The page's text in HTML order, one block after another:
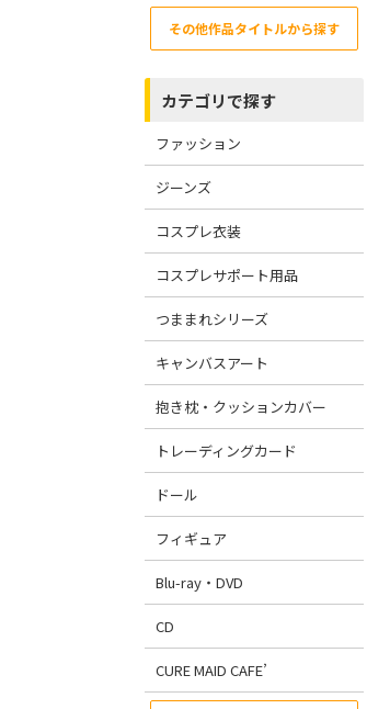
その他作品タイトルから探す
カテゴリで探す
ファッション
ジーンズ
コスプレ衣装
コスプレサポート用品
つままれシリーズ
キャンバスアート
抱き枕・クッションカバー
トレーディングカード
ドール
フィギュア
Blu-ray・DVD
CD
CURE MAID CAFE’